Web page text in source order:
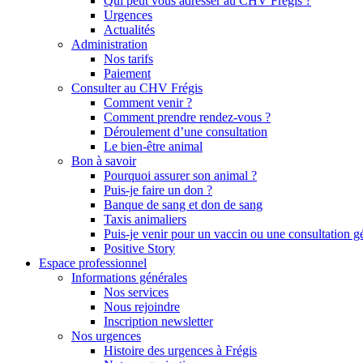
Urgences
Actualités
Administration
Nos tarifs
Paiement
Consulter au CHV Frégis
Comment venir ?
Comment prendre rendez-vous ?
Déroulement d’une consultation
Le bien-être animal
Bon à savoir
Pourquoi assurer son animal ?
Puis-je faire un don ?
Banque de sang et don de sang
Taxis animaliers
Puis-je venir pour un vaccin ou une consultation
Positive Story
Espace professionnel
Informations générales
Nos services
Nous rejoindre
Inscription newsletter
Nos urgences
Histoire des urgences à Frégis